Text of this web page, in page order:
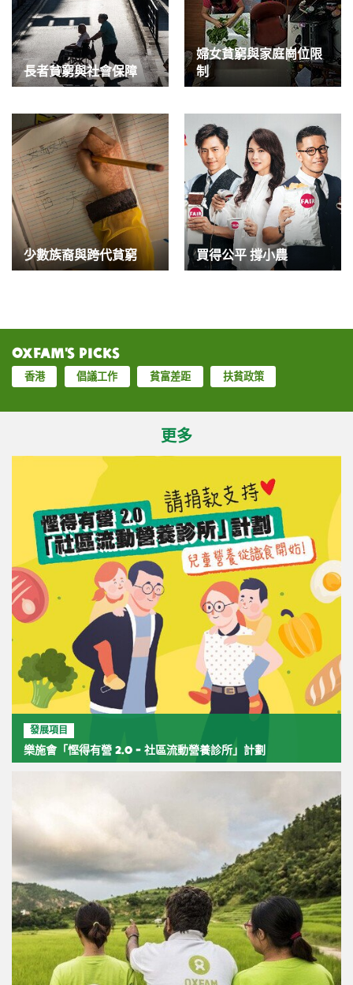
長者貧窮與社會保障
婦女貧窮與家庭崗位限
制
少數族裔與跨代貧窮 買得公平 撐小農
Oxfam’s Picks
香港 倡議工作 貧富差距 扶貧政策
更多
發展項目
樂施會「慳得有營 2.0 - 社區流動營養診所」計劃